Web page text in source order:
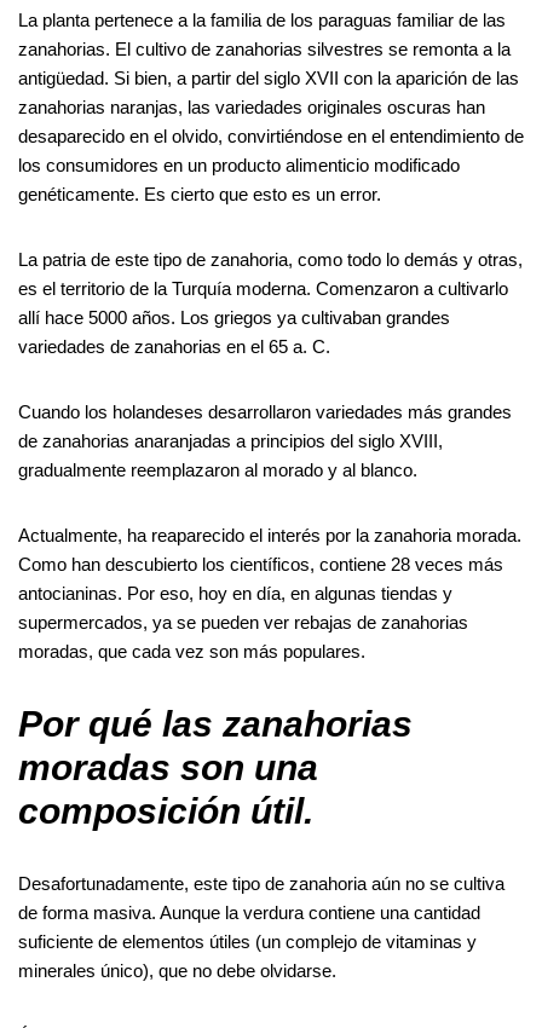
La planta pertenece a la familia de los paraguas familiar de las
zanahorias. El cultivo de zanahorias silvestres se remonta a la
antigüedad. Si bien, a partir del siglo XVII con la aparición de las
zanahorias naranjas, las variedades originales oscuras han
desaparecido en el olvido, convirtiéndose en el entendimiento de
los consumidores en un producto alimenticio modificado
genéticamente. Es cierto que esto es un error.
La patria de este tipo de zanahoria, como todo lo demás y otras,
es el territorio de la Turquía moderna. Comenzaron a cultivarlo
allí hace 5000 años. Los griegos ya cultivaban grandes
variedades de zanahorias en el 65 a. C.
Cuando los holandeses desarrollaron variedades más grandes
de zanahorias anaranjadas a principios del siglo XVIII,
gradualmente reemplazaron al morado y al blanco.
Actualmente, ha reaparecido el interés por la zanahoria morada.
Como han descubierto los científicos, contiene 28 veces más
antocianinas. Por eso, hoy en día, en algunas tiendas y
supermercados, ya se pueden ver rebajas de zanahorias
moradas, que cada vez son más populares.
Por qué las zanahorias
moradas son una
composición útil.
Desafortunadamente, este tipo de zanahoria aún no se cultiva
de forma masiva. Aunque la verdura contiene una cantidad
suficiente de elementos útiles (un complejo de vitaminas y
minerales único), que no debe olvidarse.